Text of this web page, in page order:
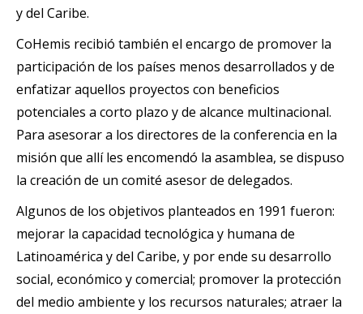
y del Caribe.
CoHemis recibió también el encargo de promover la
participación de los países menos desarrollados y de
enfatizar aquellos proyectos con beneficios
potenciales a corto plazo y de alcance multinacional.
Para asesorar a los directores de la conferencia en la
misión que allí les encomendó la asamblea, se dispuso
la creación de un comité asesor de delegados.
Algunos de los objetivos planteados en 1991 fueron:
mejorar la capacidad tecnológica y humana de
Latinoamérica y del Caribe, y por ende su desarrollo
social, económico y comercial; promover la protección
del medio ambiente y los recursos naturales; atraer la